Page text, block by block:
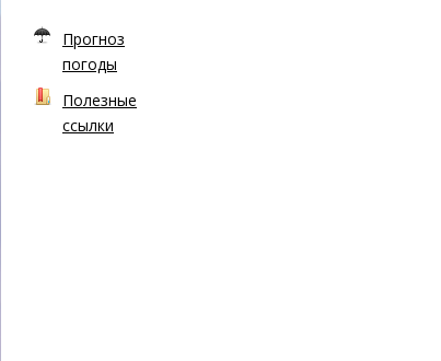
Прогноз
погоды
Полезные
ссылки